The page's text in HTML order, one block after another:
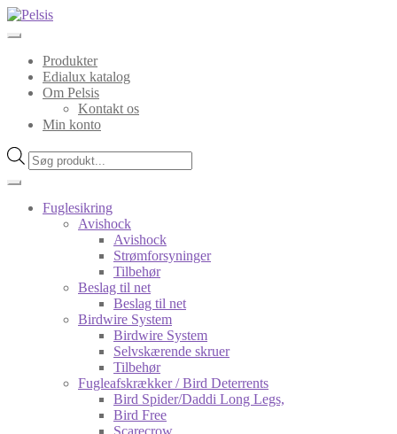
Spring
Spring
Produkter
Edialux katalog
Om Pelsis
Kontakt os
Min konto
Products
search
Fuglesikring
Avishock
Avishock
Strømforsyninger
Tilbehør
Beslag til net
Beslag til net
Birdwire System
Birdwire System
Selvskærende skruer
Tilbehør
Fugleafskrækker / Bird Deterrents
Bird Spider/Daddi Long Legs,
Bird Free
Scarecrow